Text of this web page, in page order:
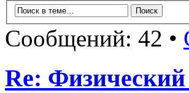
Сообщений: 42 •
Re: